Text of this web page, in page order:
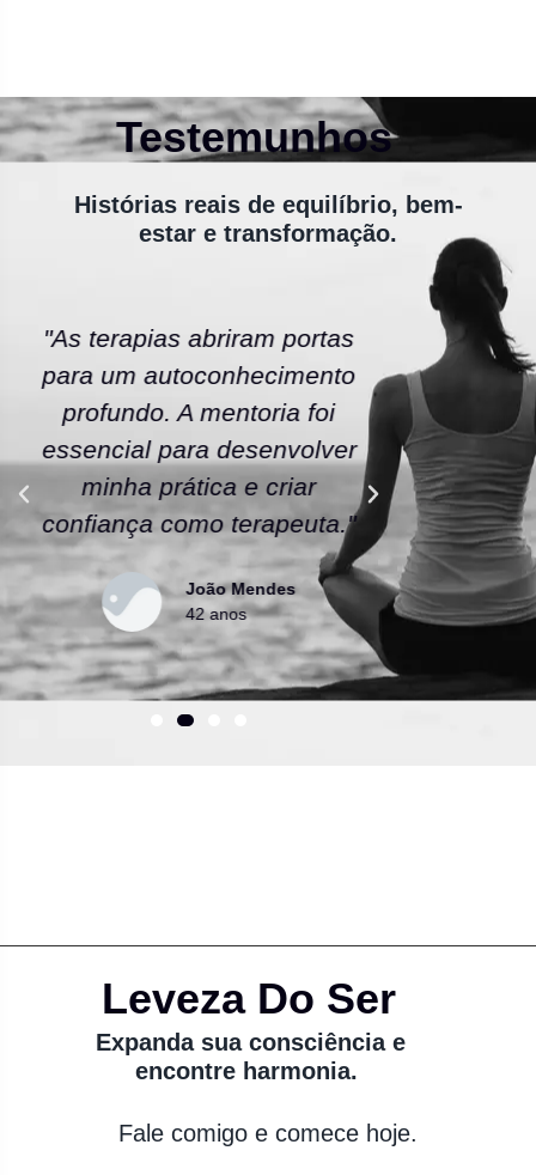
Testemunhos
Histórias reais de equilíbrio, bem-
estar e transformação.
"As terapias abriram portas
para um autoconhecimento
profundo. A mentoria foi
essencial para desenvolver
minha prática e criar
confiança como terapeuta."
João Mendes
42 anos
"A
escola
As
uma
Leveza Do Ser
Expanda sua consciência e
encontre harmonia.
Fale comigo e comece hoje.